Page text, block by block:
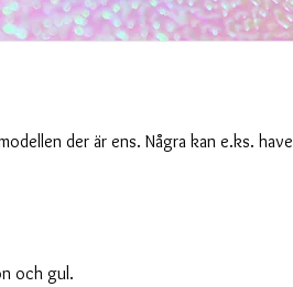
der är ens. Några kan e.ks. have
och gul.